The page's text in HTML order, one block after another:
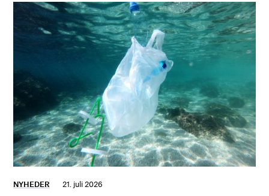
NYHEDER 21. juli 2026